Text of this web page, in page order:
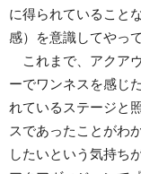
に得られていること
感）を意識してやっ
これまで、アクア
ーでワンネスを感じ
れているステージと
スであったことがわ
したいという気持ち